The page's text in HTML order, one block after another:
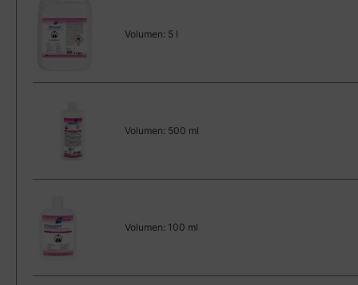
Volumen: 5 l
Volumen: 500 ml
Volumen: 100 ml